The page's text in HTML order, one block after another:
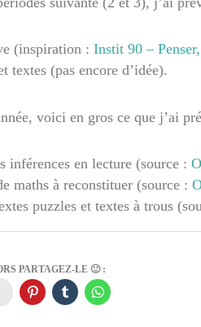
(inspiration : Instit 90 –
textes (pas encore d’idée).
voici en gros ce que j’ai
inférences en lecture (source :
maths à reconstituer (source :
puzzles et textes à trous
PARTAGEZ-LE 🙂 :
Instagram